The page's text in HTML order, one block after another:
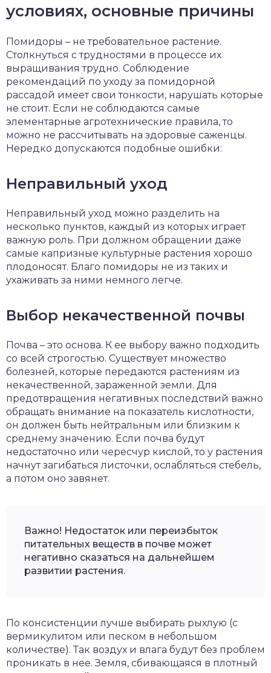
условиях, основные причины
Помидоры – не требовательное растение.
Столкнуться с трудностями в процессе их
выращивания трудно. Соблюдение
рекомендаций по уходу за помидорной
рассадой имеет свои тонкости, нарушать которые
не стоит. Если не соблюдаются самые
элементарные агротехнические правила, то
можно не рассчитывать на здоровые саженцы.
Нередко допускаются подобные ошибки:
Неправильный уход
Неправильный уход можно разделить на
несколько пунктов, каждый из которых играет
важную роль. При должном обращении даже
самые капризные культурные растения хорошо
плодоносят. Благо помидоры не из таких и
ухаживать за ними немного легче.
Выбор некачественной почвы
Почва – это основа. К ее выбору важно подходить
со всей строгостью. Существует множество
болезней, которые передаются растениям из
некачественной, зараженной земли. Для
предотвращения негативных последствий важно
обращать внимание на показатель кислотности,
он должен быть нейтральным или близким к
среднему значению. Если почва будут
недостаточно или чересчур кислой, то у растения
начнут загибаться листочки, ослабляться стебель,
а потом оно завянет.
Важно! Недостаток или переизбыток
питательных веществ в почве может
негативно сказаться на дальнейшем
развитии растения.
По консистенции лучше выбирать рыхлую (с
вермикулитом или песком в небольшом
количестве). Так воздух и влага будут без проблем
проникать в нее. Земля, сбивающаяся в плотный